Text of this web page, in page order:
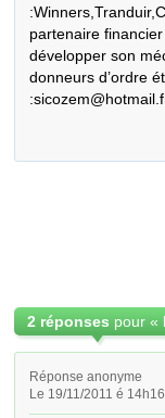
partenaire
développer son
donneurs d’ordre
2 réponses pour «
Réponse anonyme
Le 19/11/2011 é 14h16